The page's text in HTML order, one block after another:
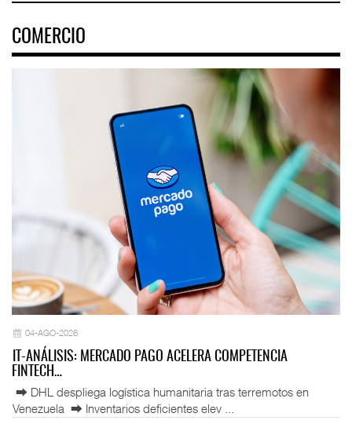
COMERCIO
04-AGO-2026
IT-ANÁLISIS: MERCADO PAGO ACELERA COMPETENCIA
FINTECH…
⮕ DHL despliega logística humanitaria tras terremotos en
Venezuela ⮕ Inventarios deficientes elev ...